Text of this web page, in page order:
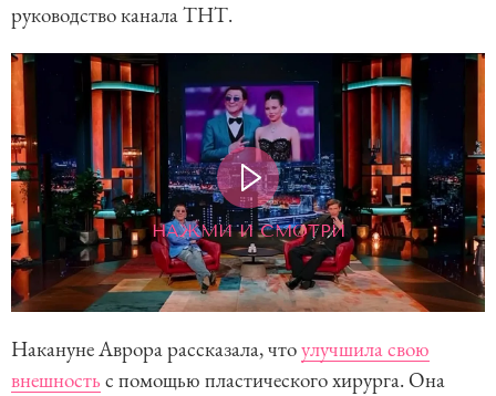
руководство канала ТНТ.
НАЖМИ И СМОТРИ
Накануне Аврора рассказала, чтоулучшила свою
внешность с помощью пластического хирурга. Она